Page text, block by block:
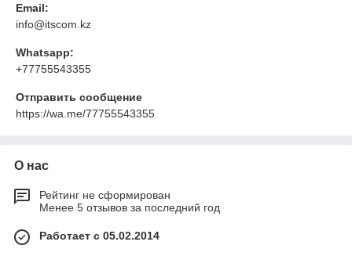
Email:
info@itscom.kz
Whatsapp:
+77755543355
Отправить сообщение
https://wa.me/77755543355
О нас
Рейтинг не сформирован
Менее 5 отзывов за последний год
Работает с 05.02.2014